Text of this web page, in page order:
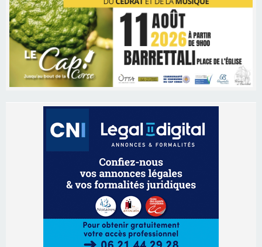
Les brèves
Ucciani – Marché des producteurs à Cruculi le
Corte – L’association A Nuciola organise une
projection sous les étoiles